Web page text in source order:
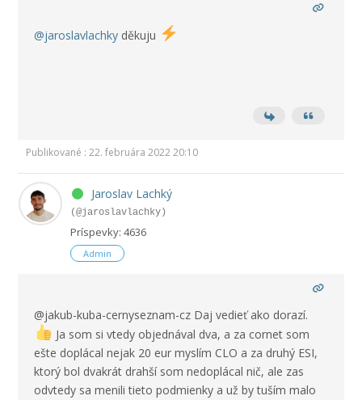
@jaroslavlachky děkuju
Publikované : 22. februára 2022 20:10
Jaroslav Lachký
(@jaroslavlachky)
Príspevky: 4636
Admin
@jakub-kuba-cernyseznam-cz Daj vedieť ako dorazí.
Ja som si vtedy objednával dva, a za cornet som
ešte doplácal nejak 20 eur myslím CLO a za druhý ESI,
ktorý bol dvakrát drahší som nedoplácal nič, ale zas
odvtedy sa menili tieto podmienky a už by tuším malo